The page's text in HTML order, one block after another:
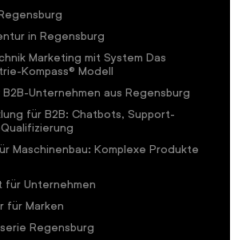
in Regensburg
Marketing mit System Das
Kompass® Modell
Unternehmen aus Regensburg
für B2B: Chatbots, Support-
Maschinenbau: Komplexe Produkte
für Unternehmen
für Marken
Regensburg